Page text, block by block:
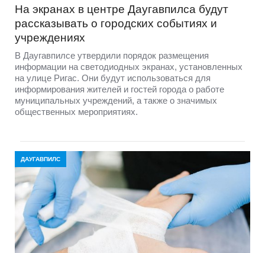
На экранах в центре Даугавпилса будут
рассказывать о городских событиях и
учреждениях
В Даугавпилсе утвердили порядок размещения
информации на светодиодных экранах, установленных
на улице Ригас. Они будут использоваться для
информирования жителей и гостей города о работе
муниципальных учреждений, а также о значимых
общественных мероприятиях.
ДАУГАВПИЛС